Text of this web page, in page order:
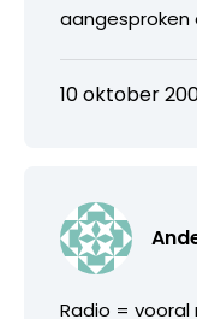
aangesproken
10 oktober
Radio = vooral